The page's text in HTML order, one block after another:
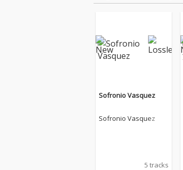
Sofronio Vasquez
Sofronio Vasquez
5 tracks